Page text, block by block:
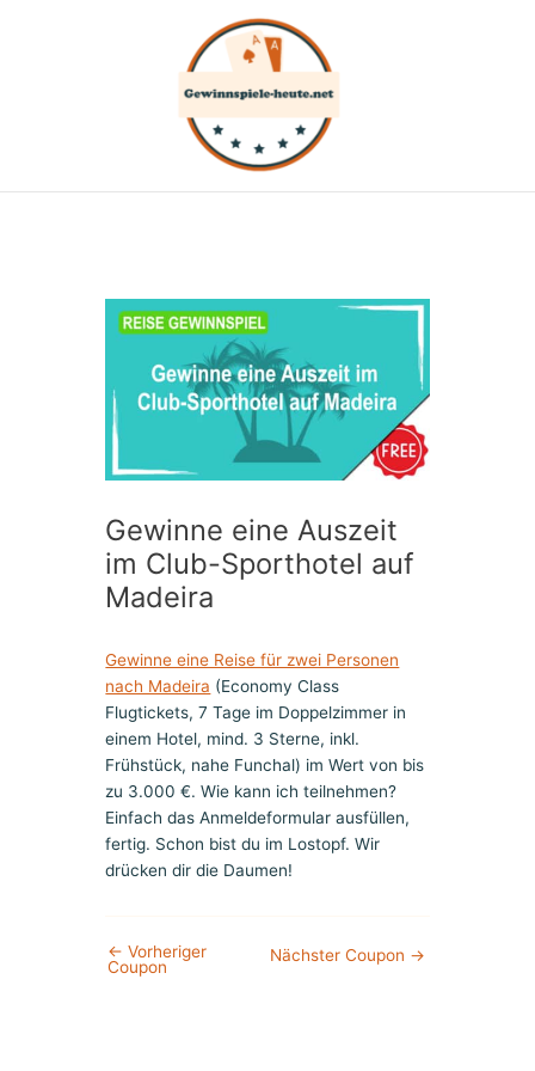
Gewinne eine Auszeit
im Club-Sporthotel auf
Madeira
Gewinne eine Reise für zwei Personen
nach Madeira (Economy Class
Flugtickets, 7 Tage im Doppelzimmer in
einem Hotel, mind. 3 Sterne, inkl.
Frühstück, nahe Funchal) im Wert von bis
zu 3.000 €. Wie kann ich teilnehmen?
Einfach das Anmeldeformular ausfüllen,
fertig. Schon bist du im Lostopf. Wir
drücken dir die Daumen!
← Vorheriger
Coupon
Nächster Coupon →